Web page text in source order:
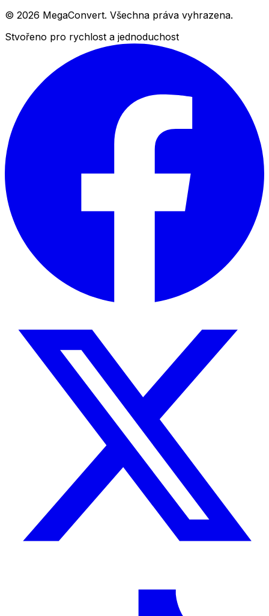
© 2026 MegaConvert. Všechna práva vyhrazena.
Stvořeno pro rychlost a jednoduchost